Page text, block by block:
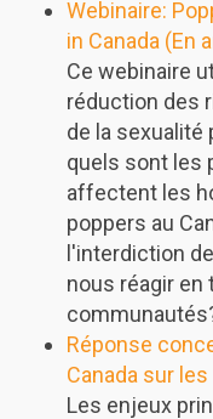
Webinaire:
in Canada (En
Ce webinaire
réduction des
de la sexualité
quels sont les
affectent les
poppers au
l'interdiction
nous réagir en
Réponse
Canada sur
Les enjeux